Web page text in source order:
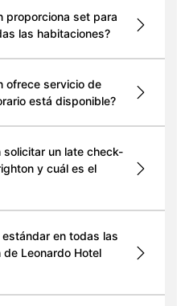
proporciona set para
las habitaciones?
ofrece servicio de
está disponible?
un late check-
y cuál es el
estándar en todas las
Leonardo Hotel